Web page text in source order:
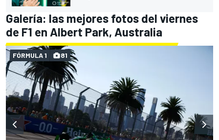
Galería: las mejores fotos del viernes
de F1 en Albert Park, Australia
FÓRMULA 1 81